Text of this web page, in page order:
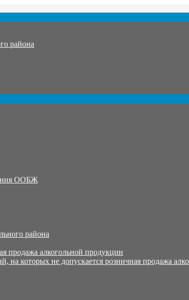
района
ООБЖ
района
продажа алкогольной продукции
которых не допускается розничная продажа